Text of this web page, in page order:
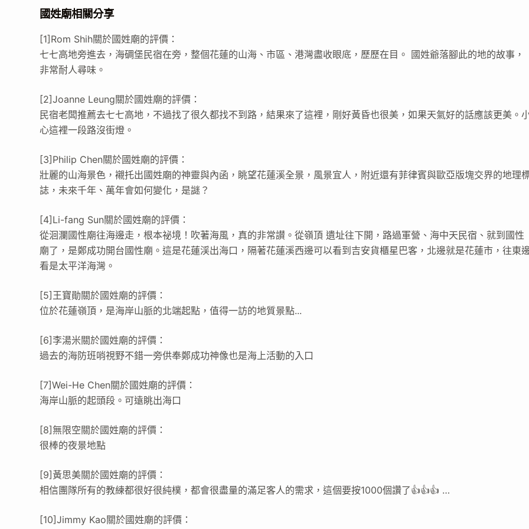
國姓廟相關分享
[1]Rom Shih關於國姓廟的評價：
七七高地旁進去，海碉堡民宿在旁，整個花蓮的山海、市區、港灣盡收眼底，歷歷在目。 國姓爺落腳此的地的故事，
非常耐人尋味。
[2]Joanne Leung關於國姓廟的評價：
民宿老闆推薦去七七高地，不過找了很久都找不到路，結果來了這裡，剛好黃昏也很美，如果天氣好的話應該更美。
心這裡一段路沒街燈。
[3]Philip Chen關於國姓廟的評價：
壯麗的山海景色，襯托出國姓廟的神靈與內函，眺望花蓮溪全景，風景宜人，附近還有菲律賓與歐亞版塊交界的地理
誌，未來千年、萬年會如何變化，是謎？
[4]Li-fang Sun關於國姓廟的評價：
從洄瀾國性廟往海邊走，根本祕境！吹著海風，真的非常讃。從嶺頂 遺址往下開，路過軍營、海中天民宿、就到國性
廟了，是鄭成功開台國性廟。這是花蓮渓出海口，隔著花蓮溪西邊可以看到吉安貨櫃星巴客，北邊就是花蓮市，往東
看是太平洋海灣。
[5]王寶勛關於國姓廟的評價：
位於花蓮嶺頂，是海岸山脈的北端起點，值得一訪的地質景點...
[6]李湯米關於國姓廟的評價：
過去的海防班哨視野不錯一旁供奉鄭成功神像也是海上活動的入口
[7]Wei-He Chen關於國姓廟的評價：
海岸山脈的起頭段。可遠眺出海口
[8]無限空關於國姓廟的評價：
很棒的夜景地點
[9]黃思美關於國姓廟的評價：
相信團隊所有的教練都很好很純樸，都會很盡量的滿足客人的需求，這個要按1000個讚了👍👍👍 …
[10]Jimmy Kao關於國姓廟的評價：